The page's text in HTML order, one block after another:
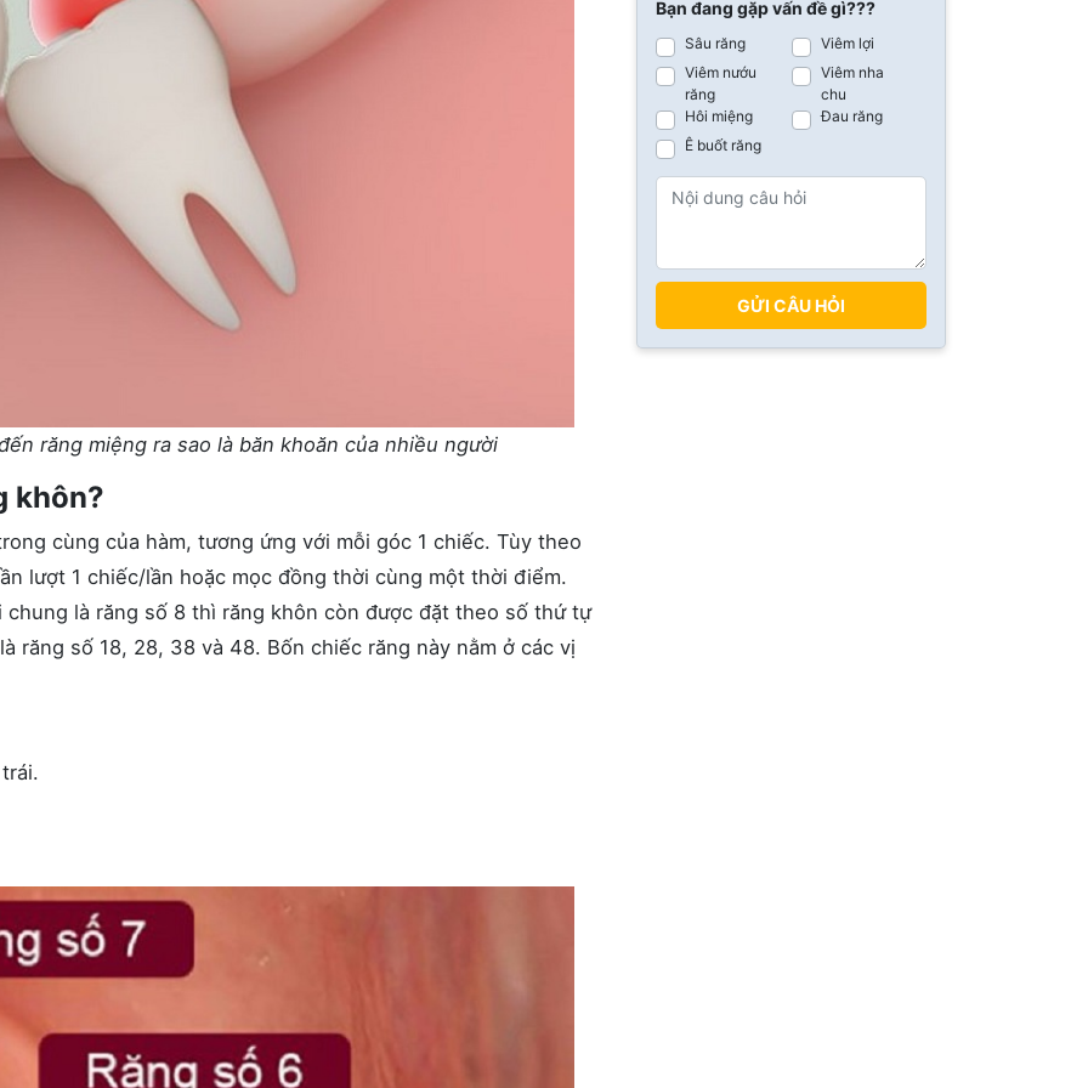
răng miệng ra sao là băn khoăn của nhiều người
khôn?
cùng của hàm, tương ứng với mỗi góc 1 chiếc. Tùy theo
lượt 1 chiếc/lần hoặc mọc đồng thời cùng một thời điểm.
là răng số 8 thì răng khôn còn được đặt theo số thứ tự
răng số 18, 28, 38 và 48. Bốn chiếc răng này nằm ở các vị
Bạn đang gặp vấn đề gì???
Sâu răng
Viêm lợi
Viêm nướu
răng
Viêm nha
chu
Hôi miệng
Đau răng
Ê buốt răng
GỬI CÂU HỎI